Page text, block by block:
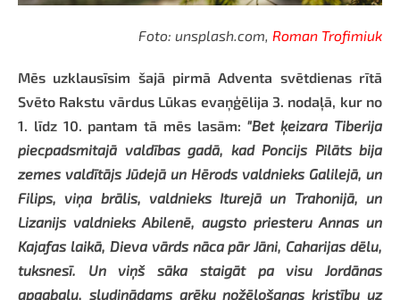
Foto: unsplash.com, Roman Trofimiuk
Mēs uzklausīsim šajā pirmā Adventa svētdienas rītā
Svēto Rakstu vārdus Lūkas evaņģēlija 3. nodaļā, kur no
1. līdz 10. pantam tā mēs lasām: "Bet ķeizara Tiberija
piecpadsmitajā valdības gadā, kad Poncijs Pilāts bija
zemes valdītājs Jūdejā un Hērods valdnieks Galilejā, un
Filips, viņa brālis, valdnieks Iturejā un Trahonijā, un
Lizanijs valdnieks Abilenē, augsto priesteru Annas un
Kajafas laikā, Dieva vārds nāca pār Jāni, Caharijas dēlu,
tuksnesī. Un viņš sāka staigāt pa visu Jordānas
apgabalu, sludinādams grēku nožēlošanas kristību uz